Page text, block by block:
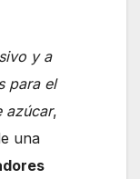
y a
para el
azúcar,
una